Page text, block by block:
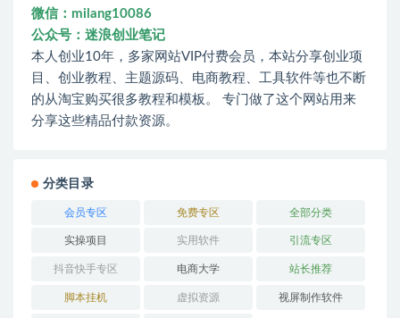
微信：milang10086
公众号：迷浪创业笔记
本人创业10年，多家网站VIP付费会员，本站分享创业项
目、创业教程、主题源码、电商教程、工具软件等也不断
的从淘宝购买很多教程和模板。 专门做了这个网站用来
分享这些精品付款资源。
分类目录
会员专区 免费专区 全部分类
实操项目 实用软件 引流专区
抖音快手专区 电商大学 站长推荐
脚本挂机 虚拟资源 视屏制作软件